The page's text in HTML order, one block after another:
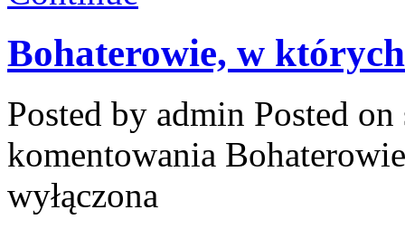
Bohaterowie, w
Posted by admin Posted
komentowania
wyłączona